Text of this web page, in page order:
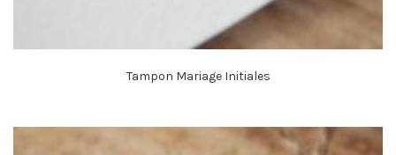
Tampon Mariage Initiales